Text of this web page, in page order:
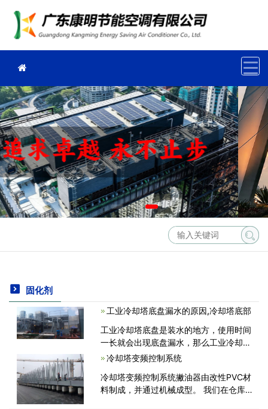
固化剂
工业冷却塔底盘漏水的原因,冷却塔底部
工业冷却塔底盘是装水的地方，使用时间
一长就会出现底盘漏水，那么工业冷却塔
底盘漏水是什么原因造成的呢?有什么修
盘板材与板材的接口处，玻璃丝布密封出
<
冷却塔变频控制系统
冷却塔变频控制系统撇油器由改性PVC材
料制成，并通过机械成型。 我们在仓库